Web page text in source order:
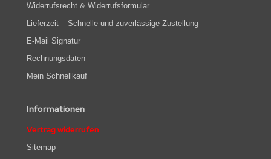
Widerrufsrecht & Widerrufsformular
Lieferzeit – Schnelle und zuverlässige Zustellung
E-Mail Signatur
Rechnungsdaten
Mein Schnellkauf
Informationen
Vertrag widerrufen
Sitemap